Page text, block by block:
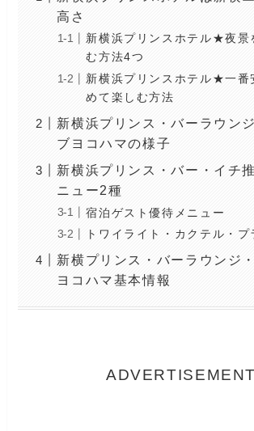
高さ
新横浜プリンスホテル★夜景
む方法4つ
新横浜プリンスホテル★一番
めて楽しむ方法
新横浜プリンス・バーラウン
ブヨコハマの様子
新横浜プリンス・バー・イチ
ニュー2種
宿泊ゲスト優待メニュー
トワイライト・カクテル・プ
新横プリンス・バーラウンジ
ヨコハマ基本情報
ADVERTISEMENT